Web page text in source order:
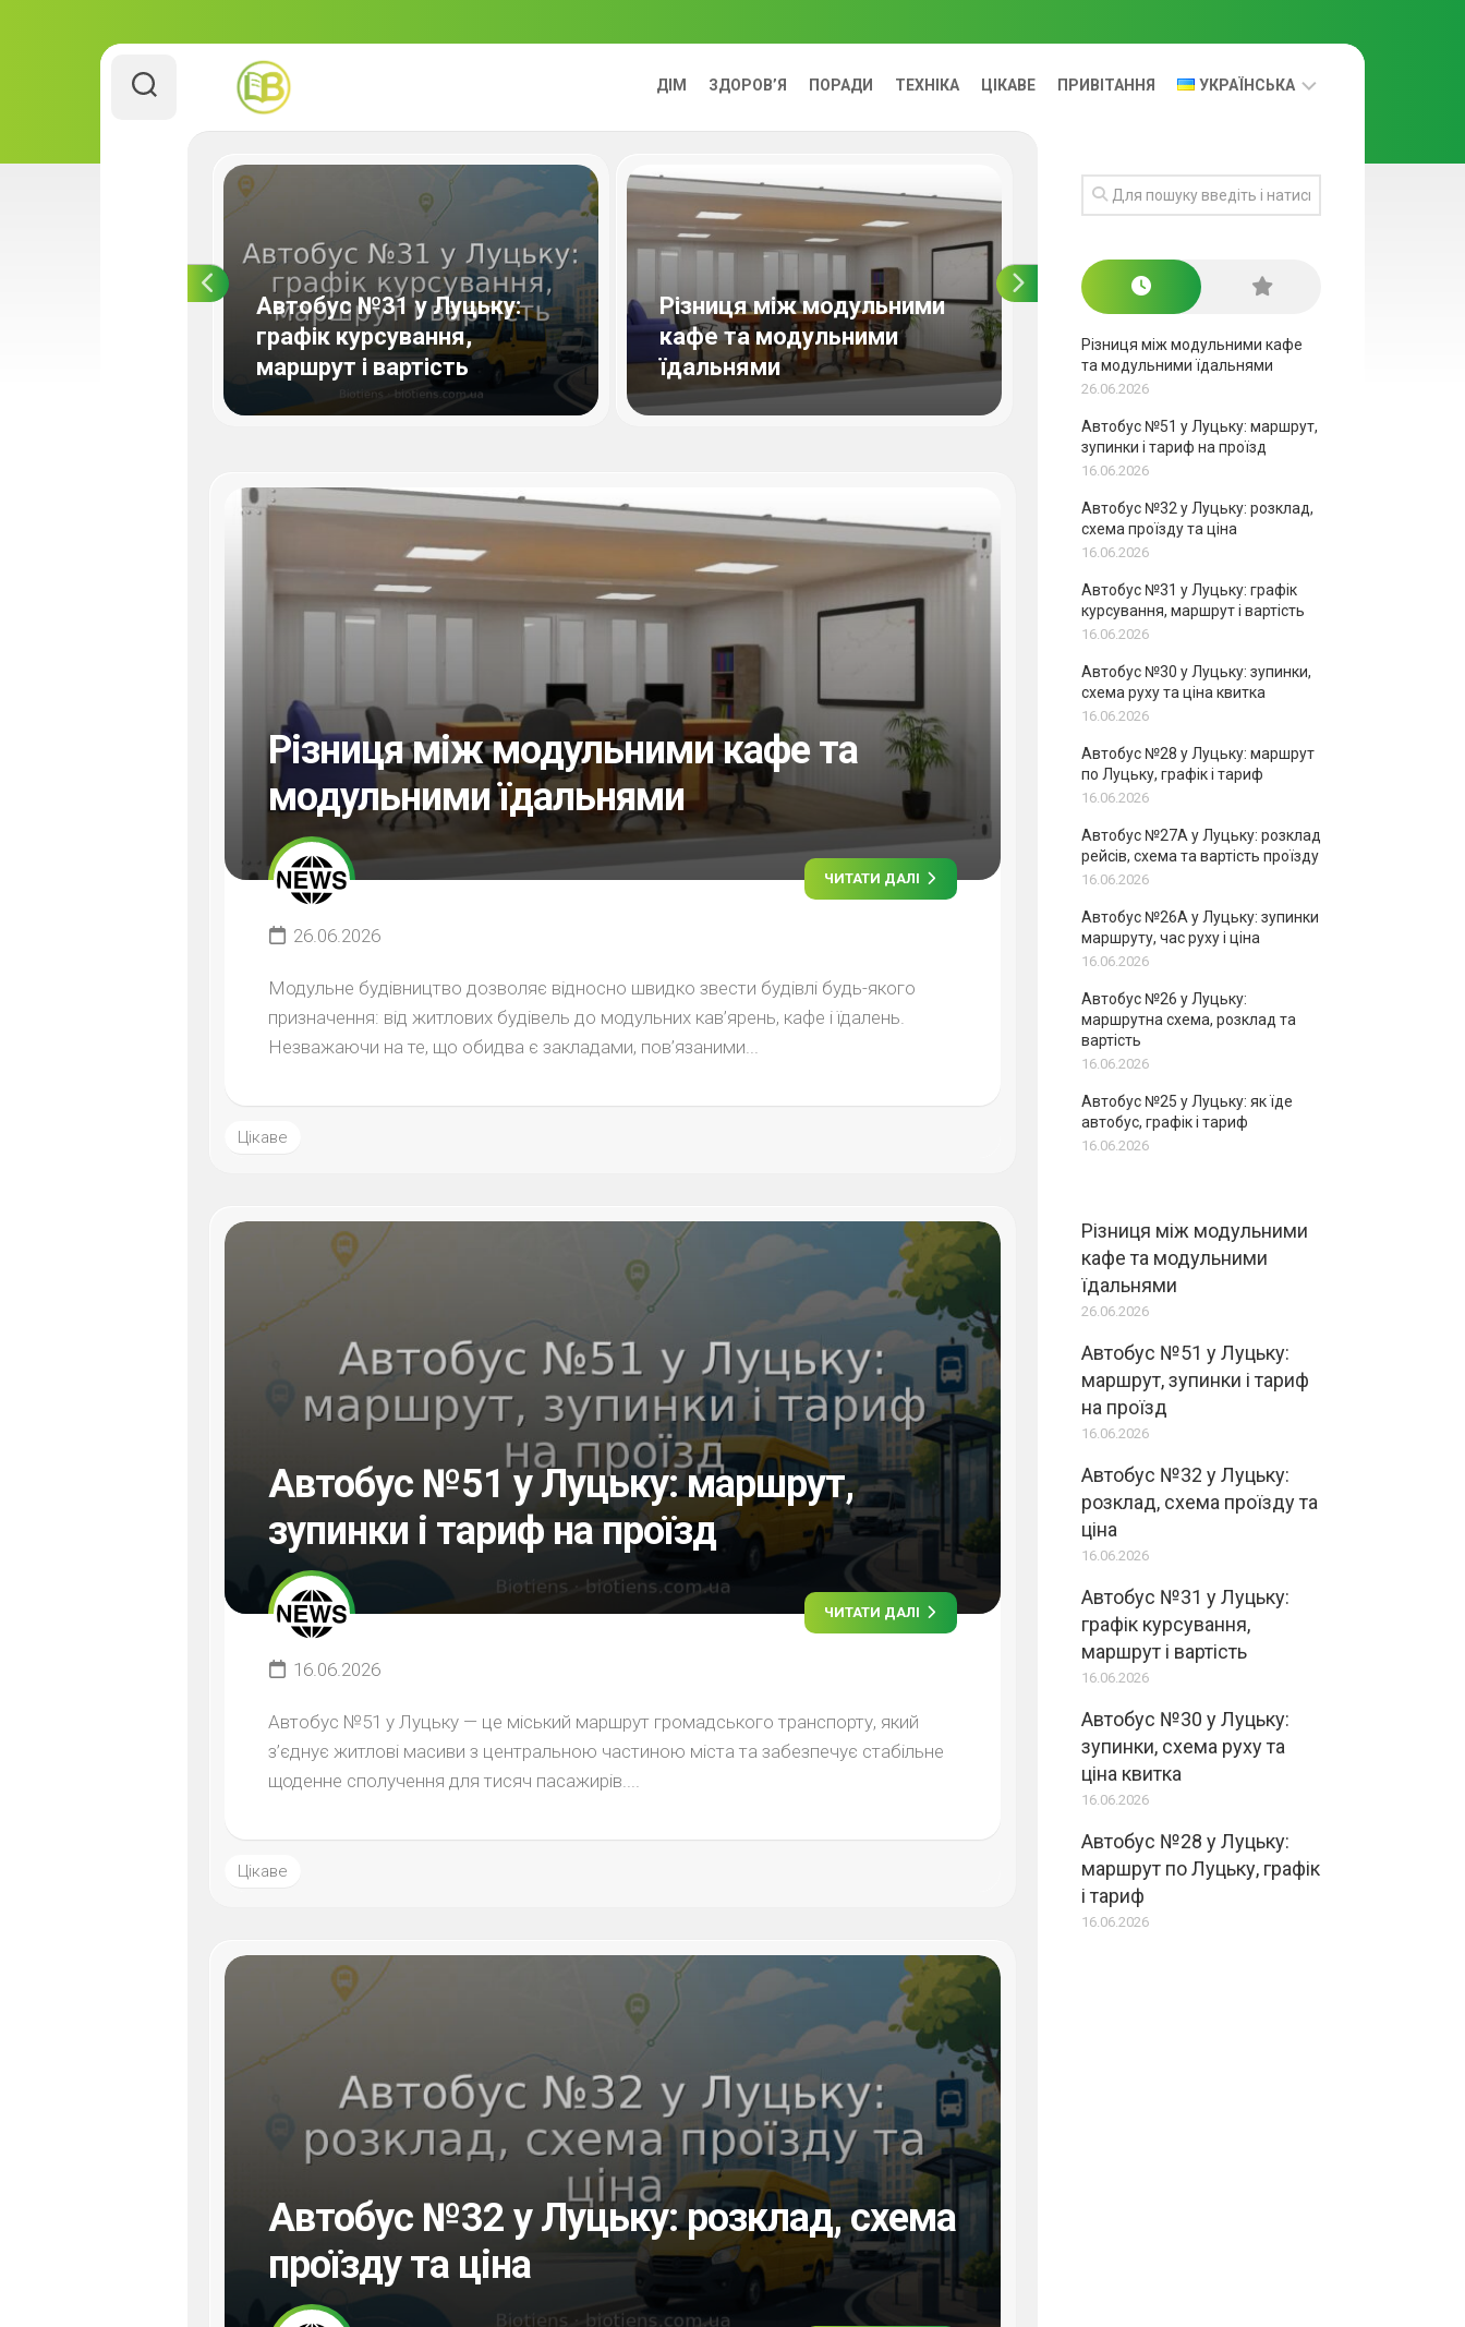
ДІМ ЗДОРОВ’Я ПОРАДИ ТЕХНІКА ЦІКАВЕ ПРИВІТАННЯ УКРАЇНСЬКА
УКРАЇНСЬКА
RUS
Автобус №31 у Луцьку:
графік курсування,
маршрут і вартість
Різниця між модульними
кафе та модульними
їдальнями
Автобус №51 у Луцьку:
маршрут, зупинки і тариф
на проїзд
Різниця між модульними кафе та
модульними їдальнями
ЧИТАТИ ДАЛІ
26.06.2026
Модульне будівництво дозволяє відносно швидко звести будівлі будь-якого
призначення: від житлових будівель до модульних кав’ярень, кафе і їдалень.
Незважаючи на те, що обидва є закладами, пов’язаними...
Цікаве
Автобус №51 у Луцьку: маршрут,
зупинки і тариф на проїзд
ЧИТАТИ ДАЛІ
16.06.2026
Автобус №51 у Луцьку — це міський маршрут громадського транспорту, який
з’єднує житлові масиви з центральною частиною міста та забезпечує стабільне
щоденне сполучення для тисяч пасажирів....
Цікаве
Автобус №32 у Луцьку: розклад, схема
проїзду та ціна
Різниця між модульними кафе
та модульними їдальнями
26.06.2026
Автобус №51 у Луцьку: маршрут,
зупинки і тариф на проїзд
16.06.2026
Автобус №32 у Луцьку: розклад,
схема проїзду та ціна
16.06.2026
Автобус №31 у Луцьку: графік
курсування, маршрут і вартість
16.06.2026
Автобус №30 у Луцьку: зупинки,
схема руху та ціна квитка
16.06.2026
Автобус №28 у Луцьку: маршрут
по Луцьку, графік і тариф
16.06.2026
Автобус №27А у Луцьку: розклад
рейсів, схема та вартість проїзду
16.06.2026
Автобус №26А у Луцьку: зупинки
маршруту, час руху і ціна
16.06.2026
Автобус №26 у Луцьку:
маршрутна схема, розклад та
вартість
16.06.2026
Автобус №25 у Луцьку: як їде
автобус, графік і тариф
16.06.2026
Різниця між модульними
кафе та модульними
їдальнями
26.06.2026
Автобус №51 у Луцьку:
маршрут, зупинки і тариф
на проїзд
16.06.2026
Автобус №32 у Луцьку:
розклад, схема проїзду та
ціна
16.06.2026
Автобус №31 у Луцьку:
графік курсування,
маршрут і вартість
16.06.2026
Автобус №30 у Луцьку:
зупинки, схема руху та
ціна квитка
16.06.2026
Автобус №28 у Луцьку:
маршрут по Луцьку, графік
і тариф
16.06.2026